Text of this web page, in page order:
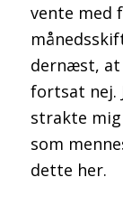
vente med
dernæst, at
fortsat nej.
strakte
som
dette her.